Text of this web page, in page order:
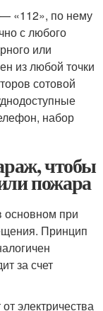
«112», по нему
с любого
или
из любой точки
сотовой
набор
чтобы
пожара
основном при
Принцип
за счет
электричества